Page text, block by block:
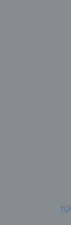
b)
c)
wie